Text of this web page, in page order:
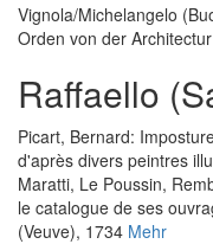
Vignola/Michelangelo
Orden von der Architectur
Raffaello
Picart, Bernard:
d'après divers peintres
Maratti, Le Poussin,
le catalogue de ses
(Veuve), 1734 Mehr